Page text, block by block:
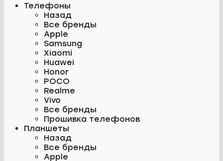
Телефоны
Назад
Все бренды
Apple
Samsung
Xiaomi
Huawei
Honor
POCO
Realme
Vivo
Все бренды
Прошивка телефонов
Планшеты
Назад
Все бренды
Apple